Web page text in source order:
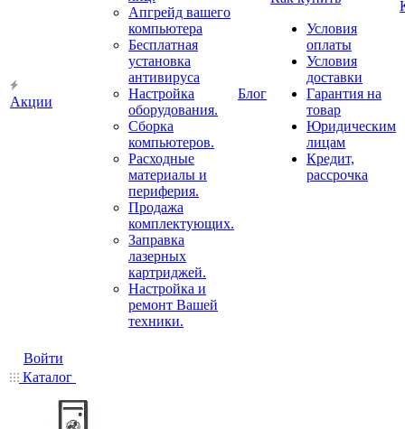
Акции
Апгрейд вашего
компьютера
Бесплатная
установка
антивируса
Настройка
оборудования.
Сборка
компьютеров.
Расходные
материалы и
периферия.
Продажа
комплектующих.
Заправка
лазерных
картриджей.
Настройка и
ремонт Вашей
техники.
Блог
Условия
оплаты
Условия
доставки
Гарантия на
товар
Юридическим
лицам
Кредит,
рассрочка
Войти
Каталог